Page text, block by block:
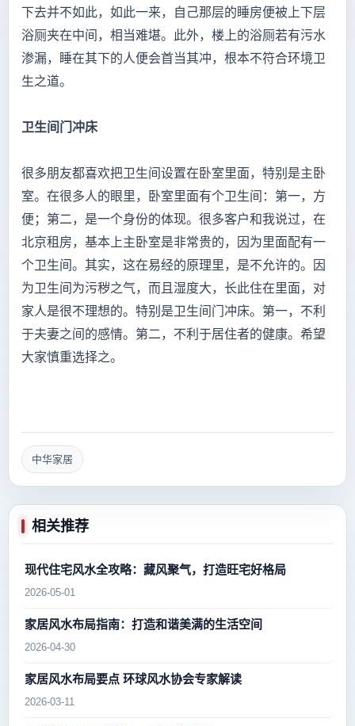
下去并不如此，如此一来，自己那层的睡房便被上下层
浴厕夹在中间，相当难堪。此外，楼上的浴厕若有污水
渗漏，睡在其下的人便会首当其冲，根本不符合环境卫
生之道。
卫生间门冲床
很多朋友都喜欢把卫生间设置在卧室里面，特别是主卧
室。在很多人的眼里，卧室里面有个卫生间：第一，方
便；第二，是一个身份的体现。很多客户和我说过，在
北京租房，基本上主卧室是非常贵的，因为里面配有一
个卫生间。其实，这在易经的原理里，是不允许的。因
为卫生间为污秽之气，而且湿度大，长此住在里面，对
家人是很不理想的。特别是卫生间门冲床。第一，不利
于夫妻之间的感情。第二，不利于居住者的健康。希望
大家慎重选择之。
中华家居
相关推荐
现代住宅风水全攻略：藏风聚气，打造旺宅好格局
2026-05-01
家居风水布局指南：打造和谐美满的生活空间
2026-04-30
家居风水布局要点 环球风水协会专家解读
2026-03-11